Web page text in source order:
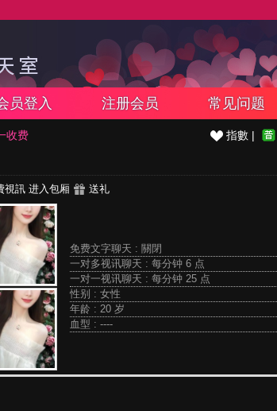
员登入 注册会员 常见问题
收费 指數 |
視訊 进入包厢 送礼
免费文字聊天 : 關閉
一对多视讯聊天 : 每分钟 6 点
一对一视讯聊天 : 每分钟 25 点
性别 : 女性
年龄 : 20 岁
血型 : ----